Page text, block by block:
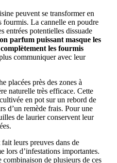
peuvent se transformer en
fourmis. La cannelle en poudre
entrées potentielles dissuade
parfum puissant masque les
les fourmis
communiquer avec leur
placées près des zones à
naturelle très efficace. Cette
en pot sur un rebord de
d’un remède frais. Pour une
de laurier conservent leur
leurs preuves dans de
lors d’infestations importantes.
combinaison de plusieurs de ces